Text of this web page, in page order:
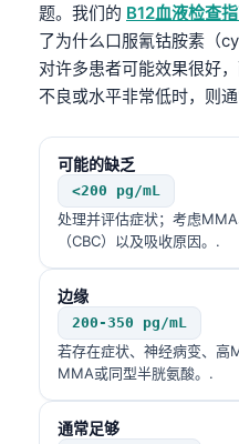
题。我们的 B12血液检查
了为什么口服氰钴胺素（
对许多患者可能效果很好
不良或水平非常低时，则
可能的缺乏
<200 pg/mL
处理并评估症状；考虑
（CBC）以及吸收原因。.
边缘
200-350 pg/mL
若存在症状、神经病变、高
MMA或同型半胱氨酸。.
通常足够